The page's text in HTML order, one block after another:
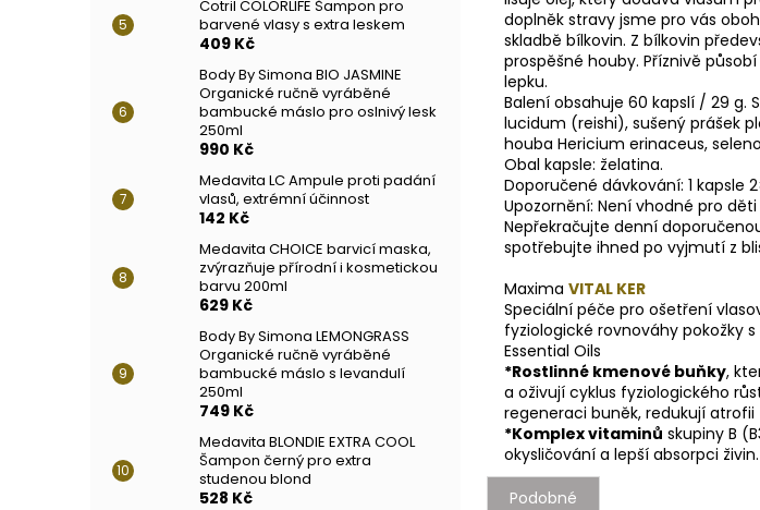
Cotril COLORLIFE Šampon pro
barvené vlasy s extra leskem
409 Kč
Body By Simona BIO JASMINE
Organické ručně vyráběné
bambucké máslo pro oslnivý lesk
250ml
990 Kč
Medavita LC Ampule proti padání
vlasů, extrémní účinnost
142 Kč
Medavita CHOICE barvicí maska,
zvýrazňuje přírodní i kosmetickou
barvu 200ml
629 Kč
Body By Simona LEMONGRASS
Organické ručně vyráběné
bambucké máslo s levandulí
250ml
749 Kč
Medavita BLONDIE EXTRA COOL
Šampon černý pro extra
studenou blond
528 Kč
doplněk stravy jsme pro vás
skladbě bílkovin. Z bílkovin
prospěšné houby. Příznivě
lepku.
Balení obsahuje 60 kapslí / 29 g.
lucidum (reishi), sušený prášek
houba Hericium erinaceus,
Obal kapsle: želatina.
Doporučené dávkování: 1
Upozornění: Není vhodné pro
Nepřekračujte denní
spotřebujte ihned po vyjmutí z
Maxima VITAL KER
Speciální péče pro ošetření
fyziologické rovnováhy pokožky
Essential Oils
*Rostlinné kmenové buňky,
a oživují cyklus fyziologického
regeneraci buněk, redukují
*Komplex vitaminů skupiny B
okysličování a lepší absorpci živin.
Podobné